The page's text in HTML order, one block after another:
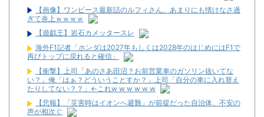
【画像】ワンピース最新話のルフィさん、あまりにも情けなさ過
ぎて炎上ｗｗｗｗ
【遊戯王】岩石カメッタースレ
海外F1記者「ホンダは2027年もしくは2028年のはじめにはF1で
再びトップに戻れると確信」
【衝撃】上司「あのさあ田沼？お前営業車のガソリン抜いてな
い？」俺「はぁ？どういうことすか？」上司「自分の車に入れ替え
たりしてない？？」←これw w w w w w
【悲報】「災害時はイオンへ避難」が前提だった自治体、不安の
声が相次ぐ